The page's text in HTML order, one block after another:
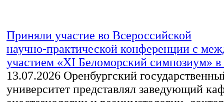
Приняли участие во Всероссийской
научно‑практической конференции с
участием «XI Беломорский симпозиум» в
13.07.2026 Оренбургский
университет представлял заведующий